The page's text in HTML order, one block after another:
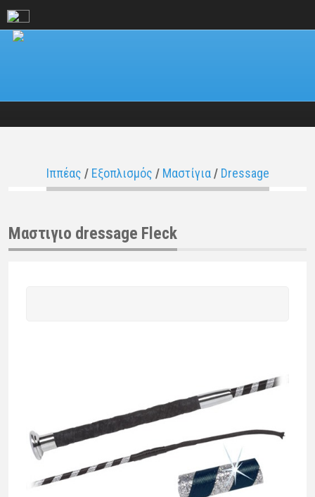
Ιππέας / Εξοπλισμός / Μαστίγια/ Dressage
Μαστιγιο dressage Fleck